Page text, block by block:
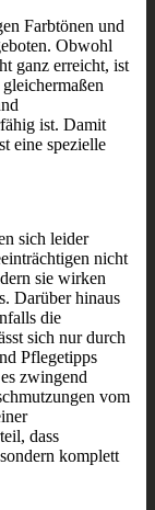
Farbtönen und
Obwohl
ganz erreicht, ist
ist. Damit
eine spezielle
sich leider
nicht
sie wirken
Darüber hinaus
die
sich nur durch
Pflegetipps
zwingend
vom
dass
komplett